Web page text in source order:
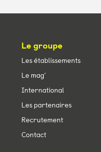
Le groupe
Les établissements
Le mag’
International
Les partenaires
Recrutement
Contact